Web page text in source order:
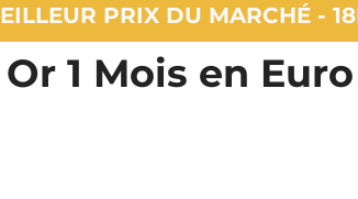
PRIX DU MARCHÉ -
1 Mois en Euro